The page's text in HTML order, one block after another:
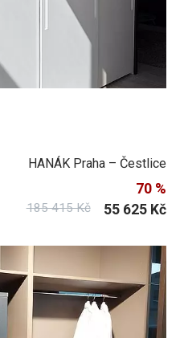
HANÁK Praha – Čestlice
70 %
185 415 Kč 55 625 Kč